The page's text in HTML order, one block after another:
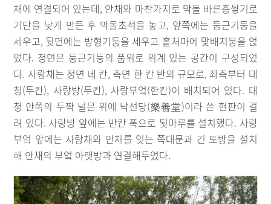
채에 연결되어 있는데, 안채와 마찬가지로 막돌 바른층쌓기로
기단을 낮게 만든 후 막돌초석을 놓고, 앞쪽에는 둥근기둥을
세우고, 뒷면에는 방형기둥을 세우고 홑처마에 맞배지붕을 얹
었다. 정면은 둥근기둥의 품위로 위계 있는 공간이 구성되었
다. 사랑채는 정면 네 칸, 측면 한 칸 반의 규모로, 좌측부터 대
청(두칸), 사랑방(두칸), 사랑부엌(한칸)이 배치되어 있다. 대
청 안쪽의 두짝 널문 위에 낙선당(樂善堂)이라 쓴 현판이 걸
려 있다. 사랑방 앞에는 반칸 폭으로 툇마루를 설치했다. 사랑
부엌 앞에는 사랑채와 안채를 잇는 쪽대문과 긴 토방을 설치
해 안채의 부엌 아랫방과 연결해두었다.